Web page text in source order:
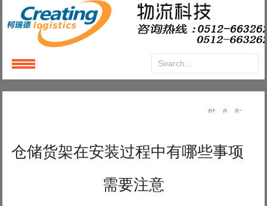
仓储货架在安装过程中有哪些事项
需要注意